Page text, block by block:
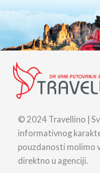
© 2024 Travellino |
informativnog
pouzdanosti molimo
direktno u agenciji.